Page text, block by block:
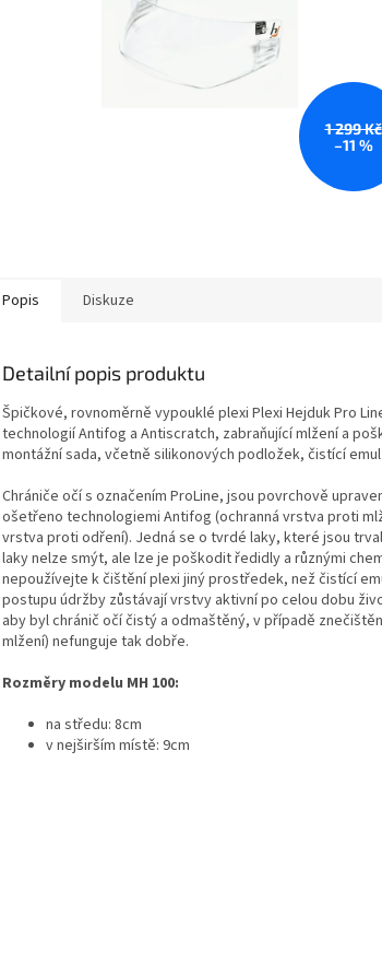
1 299 Kč
–11 %
Popis Diskuze
Detailní popis produktu
Špičkové, rovnoměrně vypouklé plexi Plexi Hejduk Pro
technologií Antifog a Antiscratch, zabraňující mlžení a
montážní sada, včetně silikonových podložek, čistící
Chrániče očí s označením ProLine, jsou povrchově
ošetřeno technologiemi Antifog (ochranná vrstva proti
vrstva proti odření). Jedná se o tvrdé laky, které jsou
laky nelze smýt, ale lze je poškodit ředidly a různými
nepoužívejte k čištění plexi jiný prostředek, než čistící
postupu údržby zůstávají vrstvy aktivní po celou dobu
aby byl chránič očí čistý a odmaštěný, v případě
mlžení) nefunguje tak dobře.
Rozměry modelu MH 100:
na středu: 8cm
v nejširším místě: 9cm